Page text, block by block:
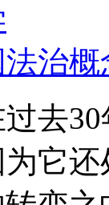
治概
去
它